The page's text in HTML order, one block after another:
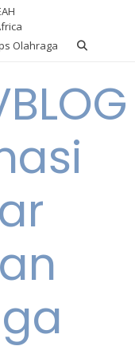
Olahraga